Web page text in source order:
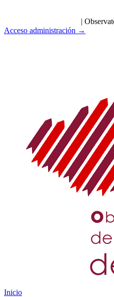
|
Acceso administración →
Inicio